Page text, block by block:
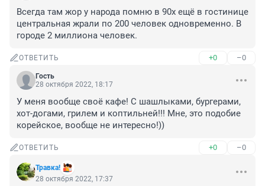
Всегда там жор у народа помню в 90х ещё в гостинице
центральная жрали по 200 человек одновременно. В
городе 2 миллиона человек.
ОТВЕТИТЬ +0 –0
Гость
28 октября 2022, 18:17
У меня вообще своё кафе! С шашлыками, бургерами,
хот-догами, грилем и коптильней!!! Мне, это подобие
корейское, вообще не интересно!))
ОТВЕТИТЬ +0 –0
Травка!
28 октября 2022, 17:37